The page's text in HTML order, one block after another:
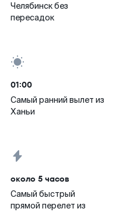
Челябинск без
пересадок
01:00
Самый ранний вылет из
Ханьи
около 5 часов
Самый быстрый
прямой перелет из